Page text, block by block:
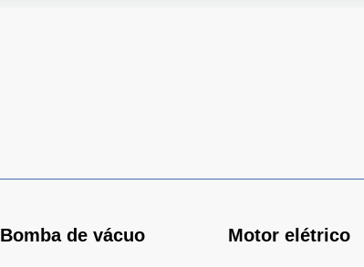
Bomba de vácuo Motor elétrico